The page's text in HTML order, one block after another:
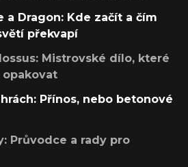
a Dragon: Kde začít a čím
překvapí
Mistrovské dílo, které
Přínos, nebo betonové
Průvodce a rady pro